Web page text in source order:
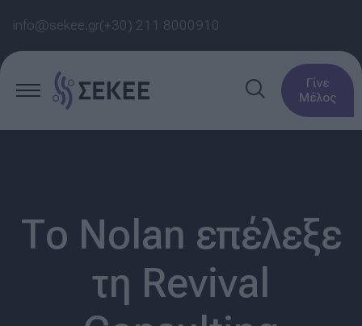
info@sekee.gr(+30) 211 8000910
Γίνε
Μέλος
Το Nolan επέλεξε
τη Revival